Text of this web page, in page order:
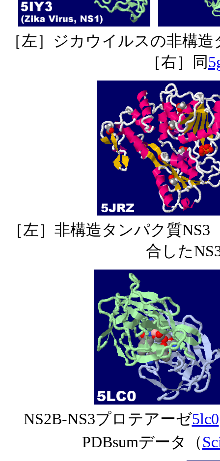
［左］ジカウイルスの非構
［右］同
［左］非構造タンパク質
合した
NS2B-NS3プロテアーゼ5lc0
PDBsumデータ（